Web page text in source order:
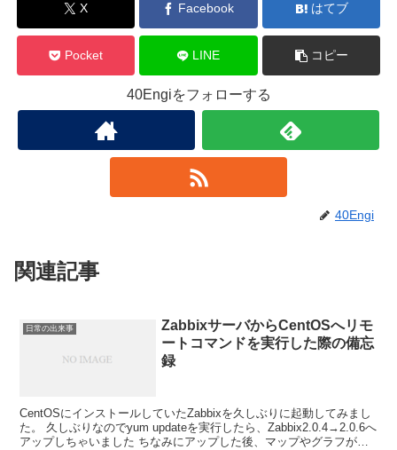
X Facebook はてブ
Pocket LINE コピー
40Engiをフォローする
40Engi
関連記事
日常の出来事
ZabbixサーバからCentOSへリモ
ートコマンドを実行した際の備忘
録
CentOSにインストールしていたZabbixを久しぶりに起動してみまし
た。 久しぶりなのでyum updateを実行したら、Zabbix2.0.4→2.0.6へ
アップしちゃいました ちなみにアップした後、マップやグラフが文